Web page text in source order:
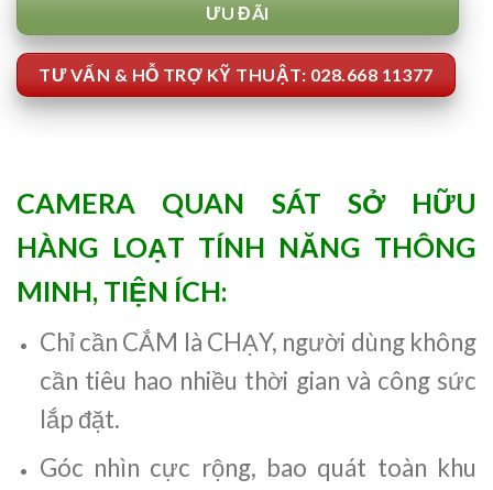
ƯU ĐÃI
TƯ VẤN & HỖ TRỢ KỸ THUẬT: 028.668 11377
CAMERA QUAN SÁT SỞ HỮU
HÀNG LOẠT TÍNH NĂNG THÔNG
MINH, TIỆN ÍCH:
Chỉ cần CẮM là CHẠY, người dùng không
cần tiêu hao nhiều thời gian và công sức
lắp đặt.
Góc nhìn cực rộng, bao quát toàn khu